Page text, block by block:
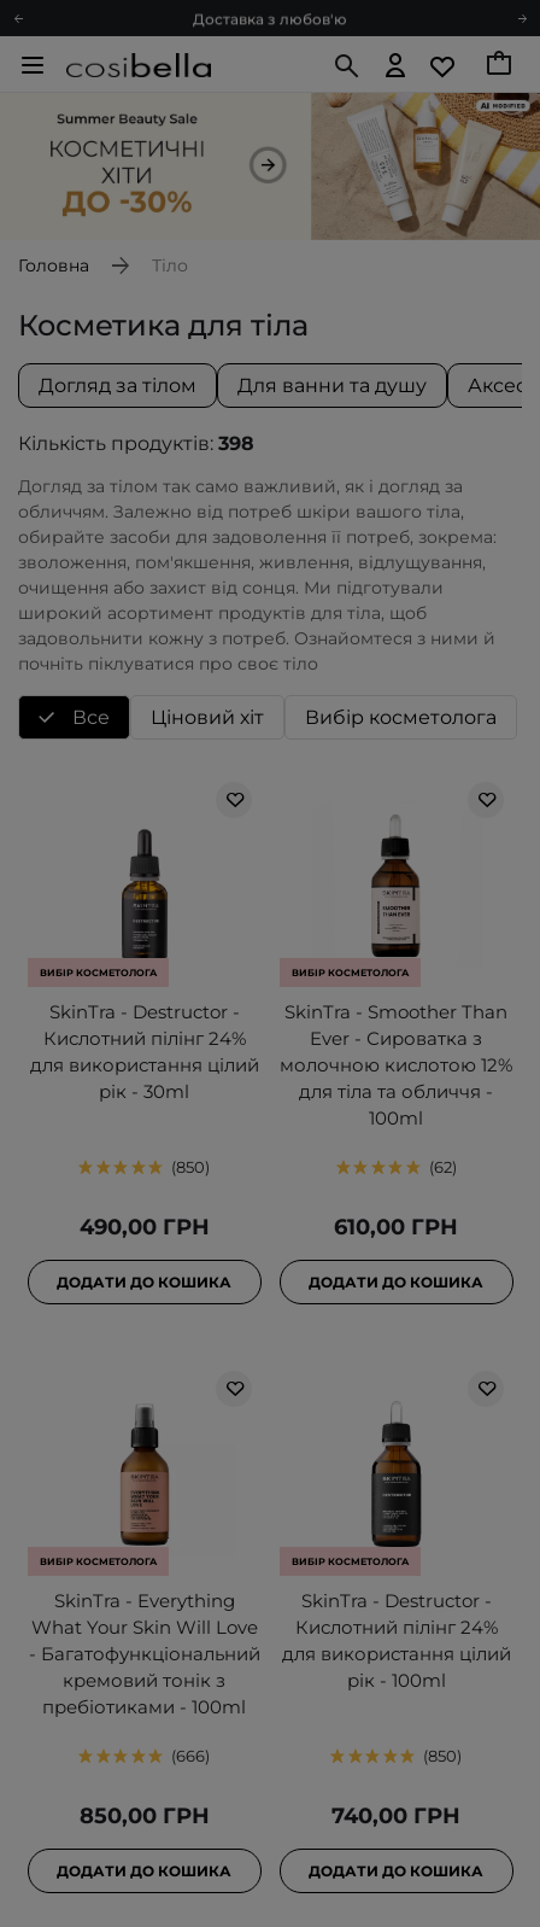
Доставка з любов'ю
Подарункові картки
Рекомендуй нас і отримуй ще більше балів
Запитай косметолога
Головна Тіло
Косметика для тіла
Догляд за тілом Для ванни та душу
Кількість продуктів: 398
Догляд за тілом так само важливий, як і догляд за
обличчям. Залежно від потреб шкіри вашого тіла,
обирайте засоби для задоволення її потреб, зокрема:
зволоження, пом'якшення, живлення, відлущування,
очищення або захист від сонця. Ми підготували
широкий асортимент продуктів для тіла, щоб
задовольнити кожну з потреб. Ознайомтеся з ними й
почніть піклуватися про своє тіло
Все Ціновий хіт Вибір косметолога
ВИБІР КОСМЕТОЛОГА
SkinTra - Destructor -
Кислотний пілінг 24%
для використання цілий
рік - 30ml
850
490,00 ГРН
ДОДАТИ ДО КОШИКА
ВИБІР КОСМЕТОЛОГА
SkinTra - Smoother Than
Ever - Сироватка з
молочною кислотою 12%
для тіла та обличчя -
100ml
62
610,00 ГРН
ДОДАТИ ДО КОШИКА
ВИБІР КОСМЕТОЛОГА
SkinTra - Everything
What Your Skin Will Love
- Багатофункціональний
кремовий тонік з
пребіотиками - 100ml
666
850,00 ГРН
ДОДАТИ ДО КОШИКА
ВИБІР КОСМЕТОЛОГА
SkinTra - Destructor -
Кислотний пілінг 24%
для використання цілий
рік - 100ml
850
740,00 ГРН
ДОДАТИ ДО КОШИКА